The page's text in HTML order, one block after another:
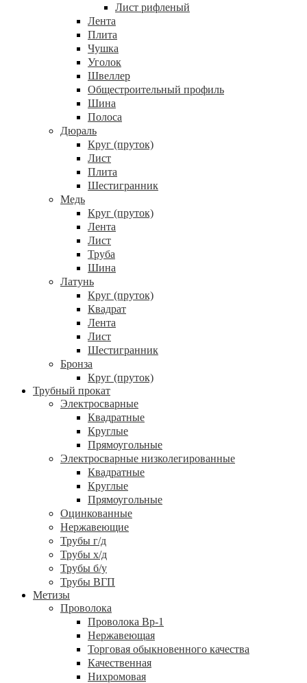
Лист рифленый
Лента
Плита
Чушка
Уголок
Швеллер
Общестроительный профиль
Шина
Полоса
Дюраль
Круг (пруток)
Лист
Плита
Шестигранник
Медь
Круг (пруток)
Лента
Лист
Труба
Шина
Латунь
Круг (пруток)
Квадрат
Лента
Лист
Шестигранник
Бронза
Круг (пруток)
Трубный прокат
Электросварные
Квадратные
Круглые
Прямоугольные
Электросварные низколегированные
Квадратные
Круглые
Прямоугольные
Оцинкованные
Нержавеющие
Трубы г/д
Трубы х/д
Трубы б/у
Трубы ВГП
Метизы
Проволока
Проволока Вр-1
Нержавеющая
Торговая обыкновенного качества
Качественная
Нихромовая